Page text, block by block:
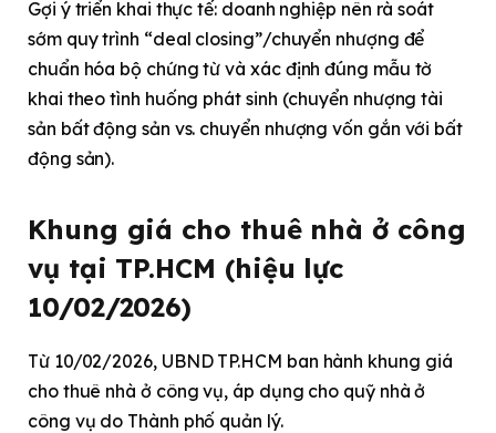
Gợi ý triển khai thực tế: doanh nghiệp nên rà soát
sớm quy trình “deal closing”/chuyển nhượng để
chuẩn hóa bộ chứng từ và xác định đúng mẫu tờ
khai theo tình huống phát sinh (chuyển nhượng tài
sản bất động sản vs. chuyển nhượng vốn gắn với bất
động sản).
Khung giá cho thuê nhà ở công
vụ tại TP.HCM (hiệu lực
10/02/2026)
Từ 10/02/2026, UBND TP.HCM ban hành khung giá
cho thuê nhà ở công vụ, áp dụng cho quỹ nhà ở
công vụ do Thành phố quản lý.